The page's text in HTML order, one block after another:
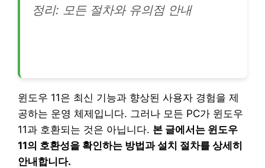
정리: 모든 절차와 유의점 안내
윈도우 11은 최신 기능과 향상된 사용자 경험을 제
공하는 운영 체제입니다. 그러나 모든 PC가 윈도우
11과 호환되는 것은 아닙니다. 본 글에서는 윈도우
11의 호환성을 확인하는 방법과 설치 절차를 상세히
안내합니다.